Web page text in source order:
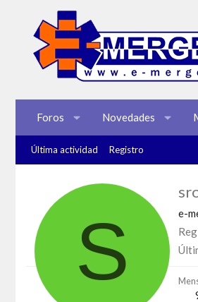
Foros Novedades
Última actividad Registro
S e-